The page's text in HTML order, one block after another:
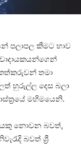
පලාපල කීමට භාව
තමා
හුරුල්ල දෙස බලා
මහිමයෙනි.
නොවන බවත්,
බවත් ශ්‍රී